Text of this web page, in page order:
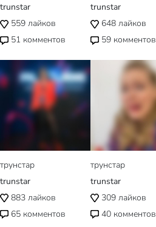
trunstar
559 лайков
51 комментов
trunstar
648 лайков
59 комментов
трунстар
trunstar
883 лайков
65 комментов
трунстар
trunstar
309 лайков
40 комментов